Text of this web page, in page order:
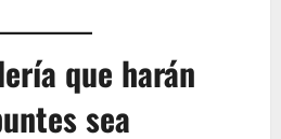
que harán
sea